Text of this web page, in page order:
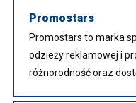
Promostars
Promostars to marka
odzieży reklamowej i
różnorodność oraz